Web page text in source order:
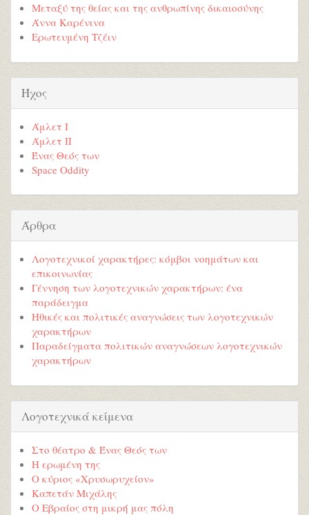
Μεταξύ της θείας και της ανθρωπίνης δικαιοσύνης
Άννα Καρένινα
Ερωτευμένη Τζέιν
Ήχος
Άμλετ Ι
Άμλετ ΙΙ
Ένας Θεός των
Space Oddity
Άρθρα
Λογοτεχνικοί χαρακτήρες: κόμβοι νοημάτων και
επικοινωνίας
Γέννηση των λογοτεχνικών χαρακτήρων: ένα
παράδειγμα
Ηθικές και πολιτικές αναγνώσεις των λογοτεχνικών
χαρακτήρων
Παραδείγματα πολιτικών αναγνώσεων λογοτεχνικών
χαρακτήρων
Λογοτεχνικά κείμενα
Στο θέατρο & Ένας Θεός των
Η ερωμένη της
Ο κύριος «Χρυσωρυχείον»
Καπετάν Μιχάλης
Ο Εβραίος στη μικρή μας πόλη